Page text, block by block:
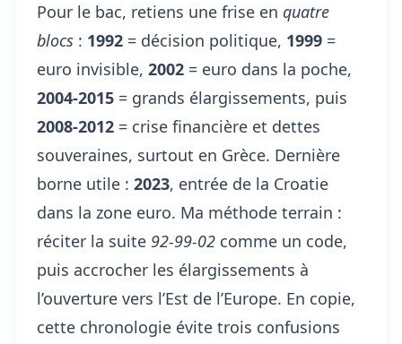
Pour le bac, retiens une frise en quatre
blocs : 1992 = décision politique, 1999 =
euro invisible, 2002 = euro dans la poche,
2004-2015 = grands élargissements, puis
2008-2012 = crise financière et dettes
souveraines, surtout en Grèce. Dernière
borne utile : 2023, entrée de la Croatie
dans la zone euro. Ma méthode terrain :
réciter la suite 92-99-02 comme un code,
puis accrocher les élargissements à
l’ouverture vers l’Est de l’Europe. En copie,
cette chronologie évite trois confusions